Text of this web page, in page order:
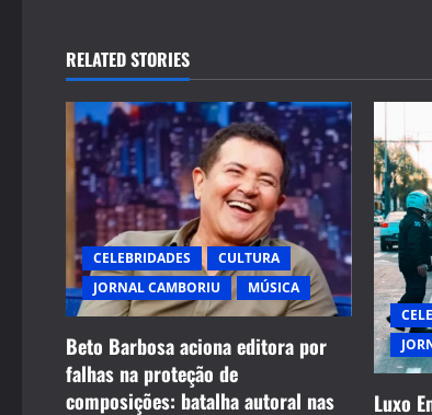
n
a
v
i
g
a
t
i
RELATED STORIES
CELEBRIDADES
CULTURA
JORNAL CAMBORIU
MÚSICA
Beto Barbosa aciona editora por
falhas na proteção de
composições: batalha autoral nas
Luxo